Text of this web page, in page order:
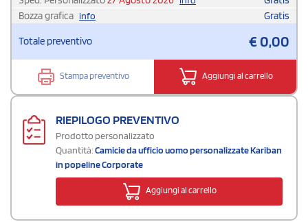
Bozza grafica info Gratis
Totale preventivo €0,00
Stampa preventivo Aggiungi al carrello
RIEPILOGO PREVENTIVO
Prodotto personalizzato
Quantità:Camicie da ufficio uomo personalizzate Kariban
in popeline Corporate
Aggiungi al carrello